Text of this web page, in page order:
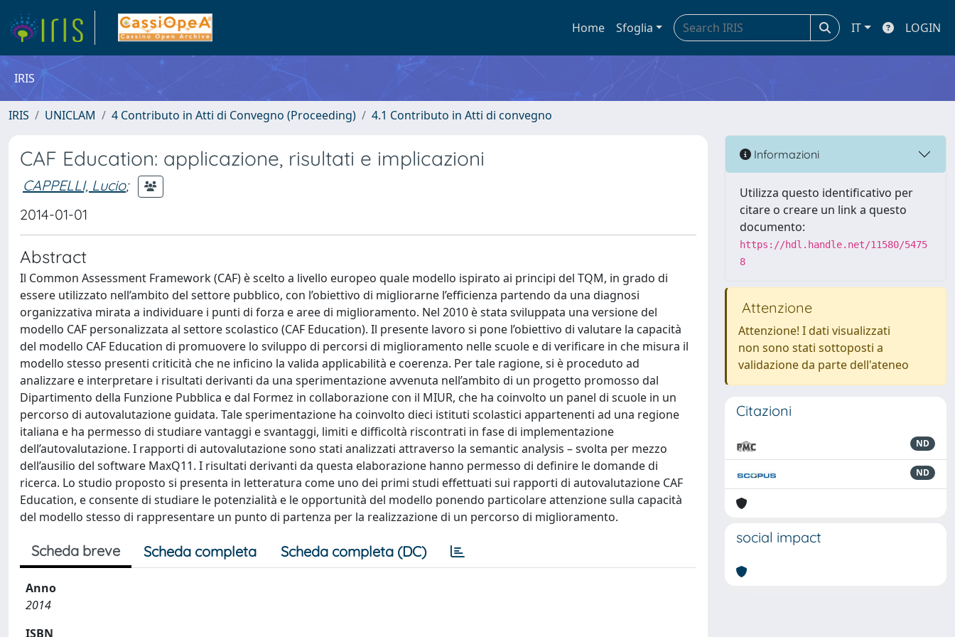
Home Sfoglia IT LOGIN
IRIS
IRIS UNICLAM 4 Contributo in Atti di Convegno (Proceeding) 4.1 Contributo in Atti di convegno
CAF Education: applicazione, risultati e implicazioni
CAPPELLI, Lucio;
2014-01-01
Abstract
Il Common Assessment Framework (CAF) è scelto a livello europeo quale modello ispirato ai principi del TQM, in grado di
essere utilizzato nell’ambito del settore pubblico, con l’obiettivo di migliorarne l’efficienza partendo da una diagnosi
organizzativa mirata a individuare i punti di forza e aree di miglioramento. Nel 2010 è stata sviluppata una versione del
modello CAF personalizzata al settore scolastico (CAF Education). Il presente lavoro si pone l’obiettivo di valutare la capacità
del modello CAF Education di promuovere lo sviluppo di percorsi di miglioramento nelle scuole e di verificare in che misura il
modello stesso presenti criticità che ne inficino la valida applicabilità e coerenza. Per tale ragione, si è proceduto ad
analizzare e interpretare i risultati derivanti da una sperimentazione avvenuta nell’ambito di un progetto promosso dal
Dipartimento della Funzione Pubblica e dal Formez in collaborazione con il MIUR, che ha coinvolto un panel di scuole in un
percorso di autovalutazione guidata. Tale sperimentazione ha coinvolto dieci istituti scolastici appartenenti ad una regione
italiana e ha permesso di studiare vantaggi e svantaggi, limiti e difficoltà riscontrati in fase di implementazione
dell’autovalutazione. I rapporti di autovalutazione sono stati analizzati attraverso la semantic analysis – svolta per mezzo
dell’ausilio del software MaxQ11. I risultati derivanti da questa elaborazione hanno permesso di definire le domande di
ricerca. Lo studio proposto si presenta in letteratura come uno dei primi studi effettuati sui rapporti di autovalutazione CAF
Education, e consente di studiare le potenzialità e le opportunità del modello ponendo particolare attenzione sulla capacità
del modello stesso di rappresentare un punto di partenza per la realizzazione di un percorso di miglioramento.
Scheda breve Scheda completa Scheda completa (DC)
Anno
2014
ISBN
Informazioni
Utilizza questo identificativo per
citare o creare un link a questo
documento:
https://hdl.handle.net/11580/5475
8
Attenzione
Attenzione! I dati visualizzati
non sono stati sottoposti a
validazione da parte dell'ateneo
Citazioni
ND
ND
social impact